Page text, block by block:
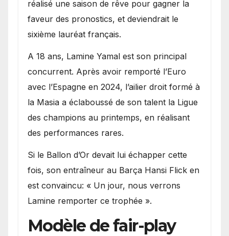
réalisé une saison de rêve pour gagner la
faveur des pronostics, et deviendrait le
sixième lauréat français.
A 18 ans, Lamine Yamal est son principal
concurrent. Après avoir remporté l’Euro
avec l’Espagne en 2024, l’ailier droit formé à
la Masia a éclaboussé de son talent la Ligue
des champions au printemps, en réalisant
des performances rares.
Si le Ballon d’Or devait lui échapper cette
fois, son entraîneur au Barça Hansi Flick en
est convaincu: « Un jour, nous verrons
Lamine remporter ce trophée ».
Modèle de fair-play